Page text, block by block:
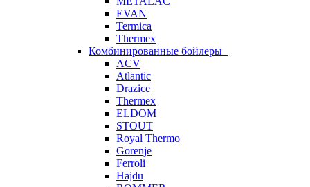
EVAN
Termica
Thermex
Комбинированные бойлеры
ACV
Atlantic
Drazice
Thermex
ELDOM
STOUT
Royal Thermo
Gorenje
Ferroli
Hajdu